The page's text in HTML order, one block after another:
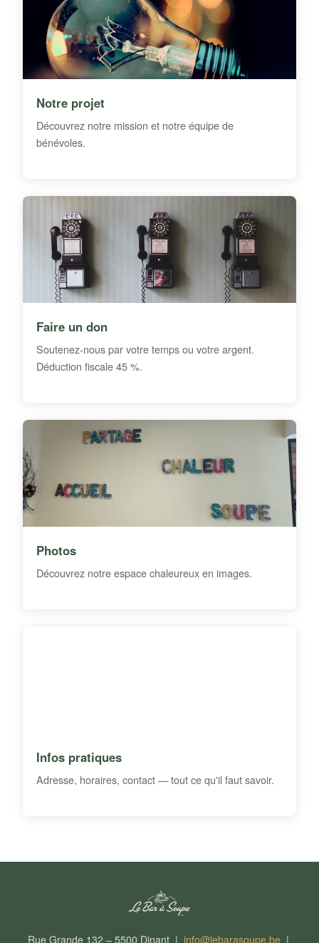
Notre projet
Découvrez notre mission et notre équipe de
bénévoles.
Faire un don
Soutenez-nous par votre temps ou votre argent.
Déduction fiscale 45 %.
Photos
Découvrez notre espace chaleureux en images.
Infos pratiques
Adresse, horaires, contact — tout ce qu'il faut savoir.
Rue Grande 132 – 5500 Dinant | info@lebarasoupe.be|